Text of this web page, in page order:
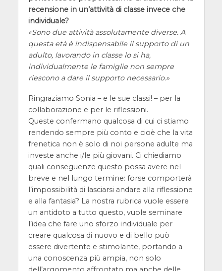
recensione in un’attività di classe invece che
individuale?
Sono due attività assolutamente diverse. A
questa età è indispensabile il supporto di un
adulto, lavorando in classe lo si ha,
individualmente le famiglie non sempre
riescono a dare il supporto necessario.
Ringraziamo Sonia – e le sue classi! – per la
collaborazione e per le riflessioni.
Queste confermano qualcosa di cui ci stiamo
rendendo sempre più conto e cioè che la vita
frenetica non è solo di noi persone adulte ma
investe anche i/le più giovani. Ci chiediamo
quali conseguenze questo possa avere nel
breve e nel lungo termine: forse comporterà
l’impossibilità di lasciarsi andare alla riflessione
e alla fantasia? La nostra rubrica vuole essere
un antidoto a tutto questo, vuole seminare
l’idea che fare uno sforzo individuale per
creare qualcosa di nuovo e di bello può
essere divertente e stimolante, portando a
una conoscenza più ampia, non solo